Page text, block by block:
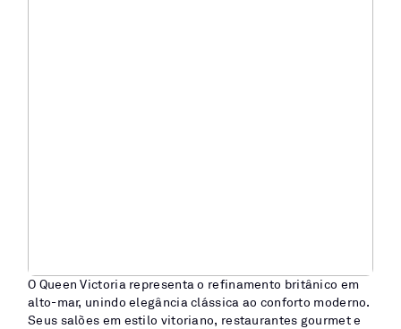
O Queen Victoria representa o refinamento britânico em
alto-mar, unindo elegância clássica ao conforto moderno.
Seus salões em estilo vitoriano, restaurantes gourmet e